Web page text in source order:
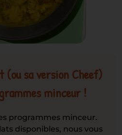
minceur !
disponibles, nous vous